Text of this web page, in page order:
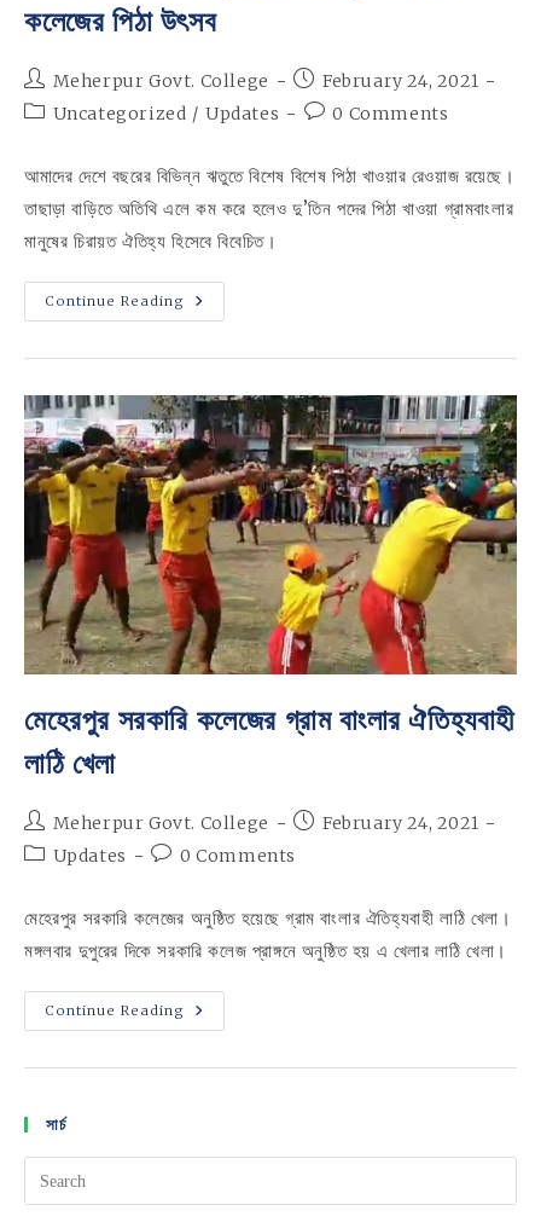
কলেজের পিঠা উৎসব
Post
author:
Meherpur Govt. College
Post
published:
February 24, 2021
PostUncategorized / Updates
Post0 Comments
আমাদের দেশে বছরের বিভিন্ন ঋতুতে বিশেষ বিশেষ পিঠা খাওয়ার রেওয়াজ রয়েছে।
তাছাড়া বাড়িতে অতিথি এলে কম করে হলেও দু’তিন পদের পিঠা খাওয়া গ্রামবাংলার
মানুষের চিরায়ত ঐতিহ্য হিসেবে বিবেচিত।
Continue Reading ঐতিহ্যের
উচ্ছ্বাসে
মেহেরপুর
পিঠা
উৎসব
মেহেরপুর সরকারি কলেজের গ্রাম বাংলার ঐতিহ্যবাহী
লাঠি খেলা
Post
author:
Meherpur Govt. College
PostFebruary 24, 2021
PostUpdates
Post0 Comments
মেহেরপুর সরকারি কলেজের অনুষ্ঠিত হয়েছে গ্রাম বাংলার ঐতিহ্যবাহী লাঠি খেলা।
মঙ্গলবার দুপুরের দিকে সরকারি কলেজ প্রাঙ্গনে অনুষ্ঠিত হয় এ খেলার লাঠি খেলা।
Continue Reading মেহেরপুর
সরকারি
গ্রাম
সার্চ